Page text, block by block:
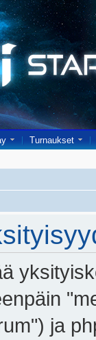
Turnaukset
ja